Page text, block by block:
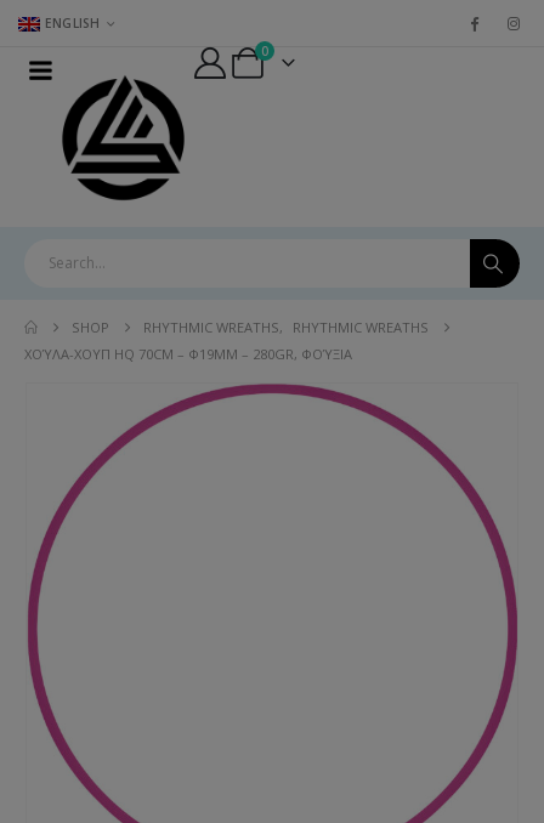
ENGLISH
0
SHOP RHYTHMIC WREATHS,
RHYTHMIC WREATHS
ΧΟΎΛΑ-ΧΟΥΠ HQ 70CM – Φ19MM – 280GR, ΦΟΎΞΙΑ